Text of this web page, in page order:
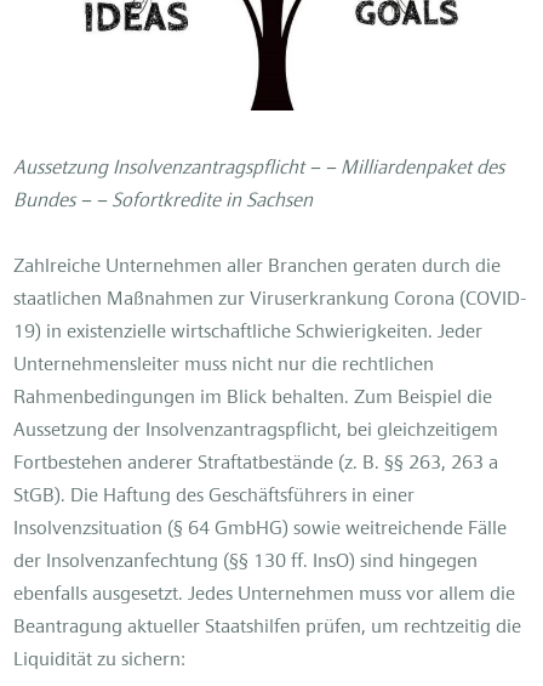
Aussetzung Insolvenzantragspflicht – – Milliardenpaket des
Bundes – – Sofortkredite in Sachsen
Zahlreiche Unternehmen aller Branchen geraten durch die
staatlichen Maßnahmen zur Viruserkrankung Corona (COVID-
19) in existenzielle wirtschaftliche Schwierigkeiten. Jeder
Unternehmensleiter muss nicht nur die rechtlichen
Rahmenbedingungen im Blick behalten. Zum Beispiel die
Aussetzung der Insolvenzantragspflicht, bei gleichzeitigem
Fortbestehen anderer Straftatbestände (z. B. §§ 263, 263 a
StGB). Die Haftung des Geschäftsführers in einer
Insolvenzsituation (§ 64 GmbHG) sowie weitreichende Fälle
der Insolvenzanfechtung (§§ 130 ff. InsO) sind hingegen
ebenfalls ausgesetzt. Jedes Unternehmen muss vor allem die
Beantragung aktueller Staatshilfen prüfen, um rechtzeitig die
Liquidität zu sichern: